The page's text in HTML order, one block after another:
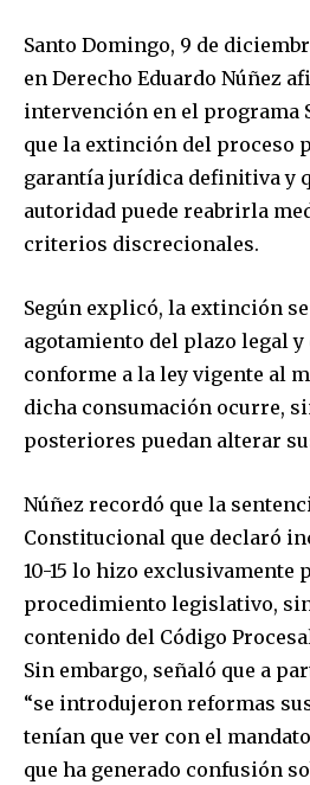
Santo Domingo, 9 de
en Derecho Eduardo Núñez
intervención en el programa
que la extinción del proceso
garantía jurídica definitiva y
autoridad puede reabrirla
criterios discrecionales.
Según explicó, la extinción
agotamiento del plazo legal y
conforme a la ley vigente al
dicha consumación ocurre,
posteriores puedan alterar
Núñez recordó que la
Constitucional que declaró
10-15 lo hizo exclusivamente
procedimiento legislativo,
contenido del Código
Sin embargo, señaló que a
“se introdujeron reformas
tenían que ver con el
que ha generado confusión